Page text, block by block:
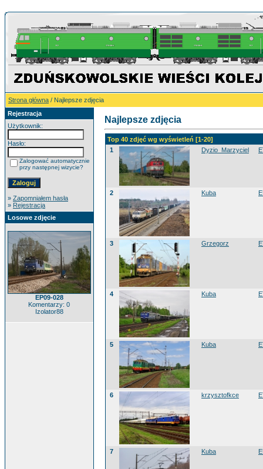
Strona główna / Najlepsze zdjęcia
Rejestracja
Użytkownik:
Hasło:
Zalogować automatycznie
przy następnej wizycie?
» Zapomniałem hasła
» Rejestracja
Losowe zdjęcie
EP09-028
Komentarzy: 0
Izolator88
Najlepsze zdjęcia
Top 40 zdjęć wg wyświetleń [1-20]
1
Dyzio_Marzyciel
2 Kuba
3 Grzegorz
4 Kuba
5 Kuba
6 krzysztofkce
7 Kuba